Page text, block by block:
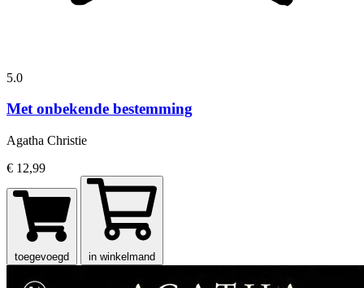
5.0
Met onbekende bestemming
Agatha Christie
€ 12,99
toegevoegd in winkelmand